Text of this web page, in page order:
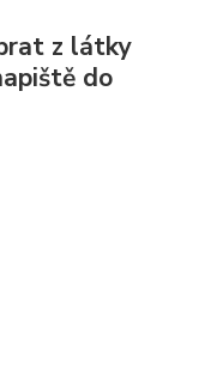
z látky
do